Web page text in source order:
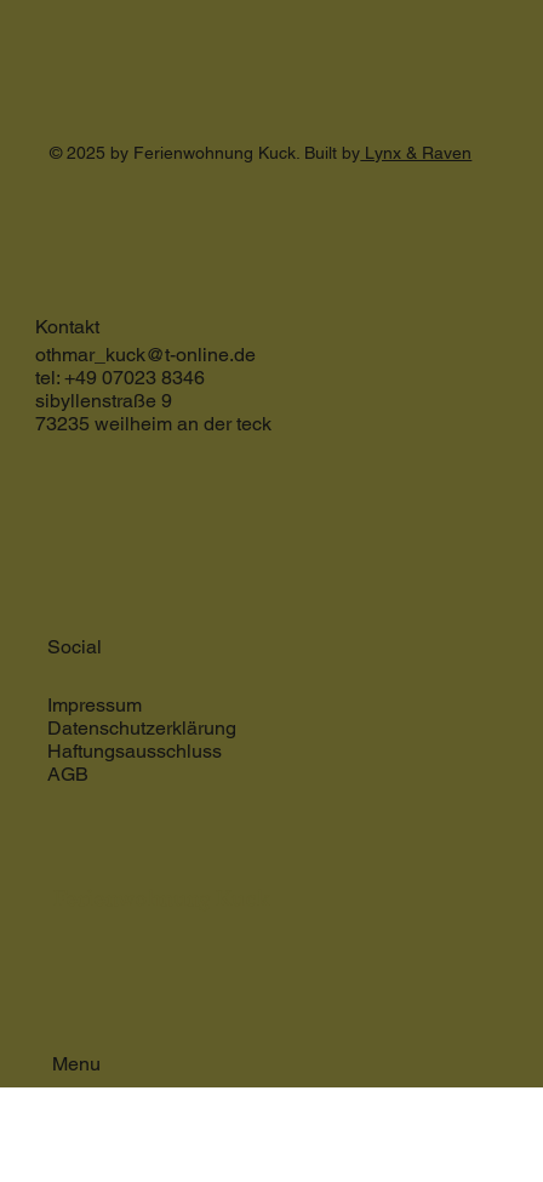
© 2025 by Ferienwohnung Kuck. Built by Lynx & Raven
Menu
Kontakt
othmar_kuck@t-online.de
tel: +49 07023 8346
sibyllenstraße 9
73235 weilheim an der teck
Social
Impressum
Datenschutzerklärung
Haftungsausschluss
AGB